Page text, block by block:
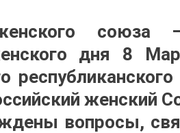
женского
дня 8
женский
вопросы,